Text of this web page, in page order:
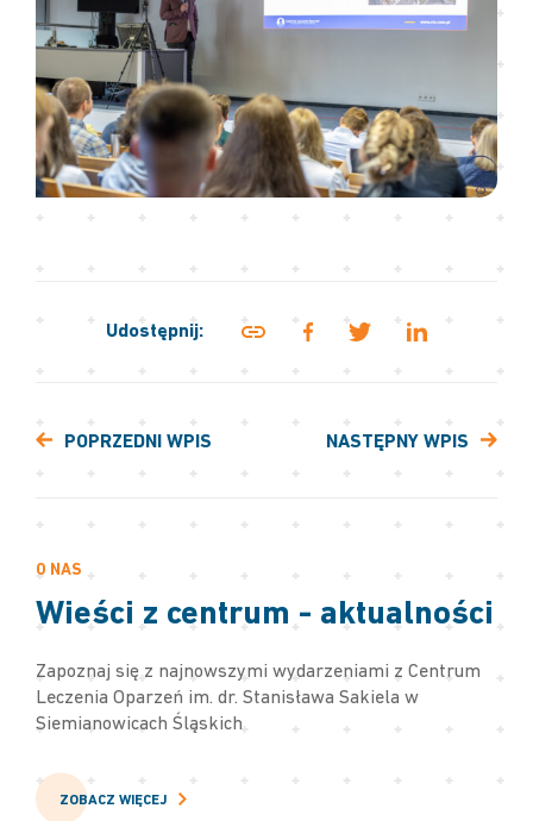
Udostępnij:
POPRZEDNI WPIS NASTĘPNY WPIS
O NAS
Wieści z centrum - aktualności
Zapoznaj się z najnowszymi wydarzeniami z Centrum
Leczenia Oparzeń im. dr. Stanisława Sakiela w
Siemianowicach Śląskich
ZOBACZ WIĘCEJ